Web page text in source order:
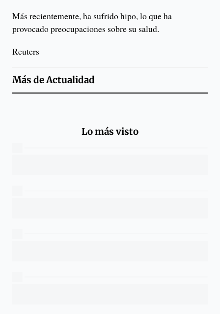
Más recientemente, ha sufrido hipo, lo que ha
provocado preocupaciones sobre su salud.
Reuters
Más deActualidad
Lo más visto